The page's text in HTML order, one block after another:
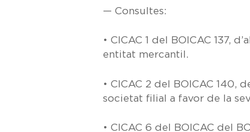
— Consultes:
•CICAC 1 del BOICAC 137,
entitat mercantil.
•CICAC 2 del BOICAC 140,
societat filial a favor de la
•CICAC 6 del BOICAC del